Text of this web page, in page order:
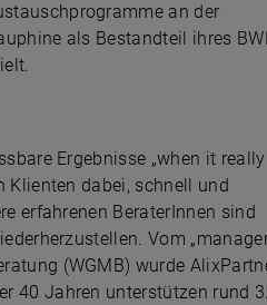
an der
als Bestandteil ihres
Ergebnisse „when it really
Klienten dabei, schnell und
erfahrenen BeraterInnen sind
Vom
(WGMB) wurde
40 Jahren unterstützen rund